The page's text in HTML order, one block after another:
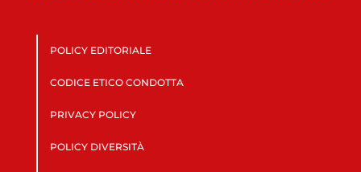
POLICY EDITORIALE
CODICE ETICO CONDOTTA
PRIVACY POLICY
POLICY DIVERSITÀ